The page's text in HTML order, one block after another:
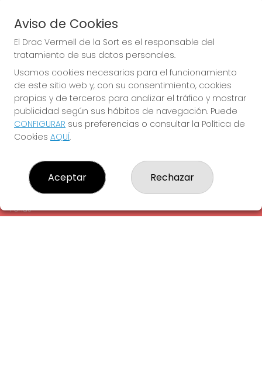
Imagen anterior
EL DRAC VERMELL DE LA SORT
¿Quiénes somos?
Comprar lotería
Contacto
Empresas
Peñas
Aviso de Cookies
El Drac Vermell de la Sort es el responsable del
tratamiento de sus datos personales.
Usamos cookies necesarias para el funcionamiento
de este sitio web y, con su consentimiento, cookies
propias y de terceros para analizar el tráfico y mostrar
publicidad según sus hábitos de navegación. Puede
CONFIGURAR sus preferencias o consultar la Política de
Cookies AQUÍ.
Aceptar Rechazar